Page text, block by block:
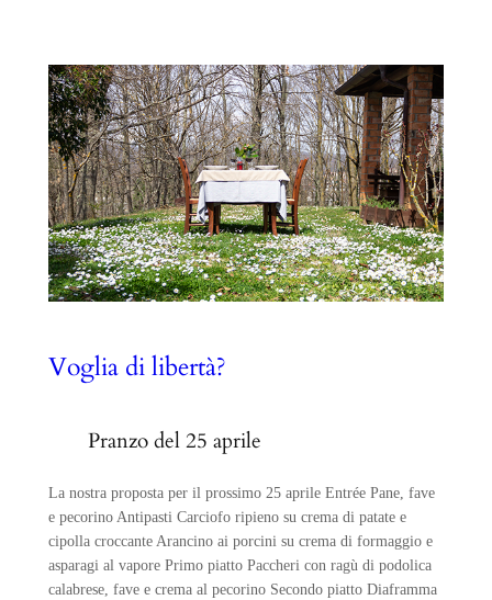
Voglia di libertà?
Pranzo del 25 aprile
La nostra proposta per il prossimo 25 aprile Entrée Pane, fave
e pecorino Antipasti Carciofo ripieno su crema di patate e
cipolla croccante Arancino ai porcini su crema di formaggio e
asparagi al vapore Primo piatto Paccheri con ragù di podolica
calabrese, fave e crema al pecorino Secondo piatto Diaframma